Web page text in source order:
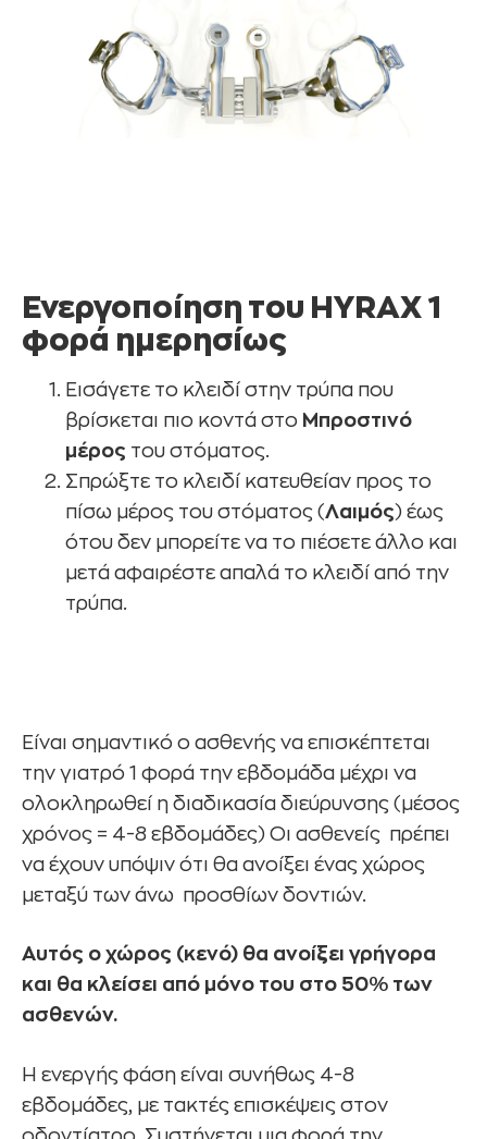
Ενεργοποίηση του HYRAX 1
φορά ημερησίως
Εισάγετε το κλειδί στην τρύπα που
βρίσκεται πιο κοντά στο Μπροστινό
μέρος του στόματος.
Σπρώξτε το κλειδί κατευθείαν προς το
πίσω μέρος του στόματος (Λαιμός) έως
ότου δεν μπορείτε να το πιέσετε άλλο και
μετά αφαιρέστε απαλά το κλειδί από την
τρύπα.
Είναι σημαντικό o ασθενής να επισκέπτεται
την γιατρό 1 φορά την εβδομάδα μέχρι να
ολοκληρωθεί η διαδικασία διεύρυνσης (μέσος
χρόνος = 4-8 εβδομάδες) Οι ασθενείς πρέπει
να έχουν υπόψιν ότι θα ανοίξει ένας χώρος
μεταξύ των άνω προσθίων δοντιών.
Αυτός ο χώρος (κενό) θα ανοίξει γρήγορα
και θα κλείσει από μόνο του στο 50% των
ασθενών.
Η ενεργής φάση είναι συνήθως 4-8
εβδομάδες, με τακτές επισκέψεις στον